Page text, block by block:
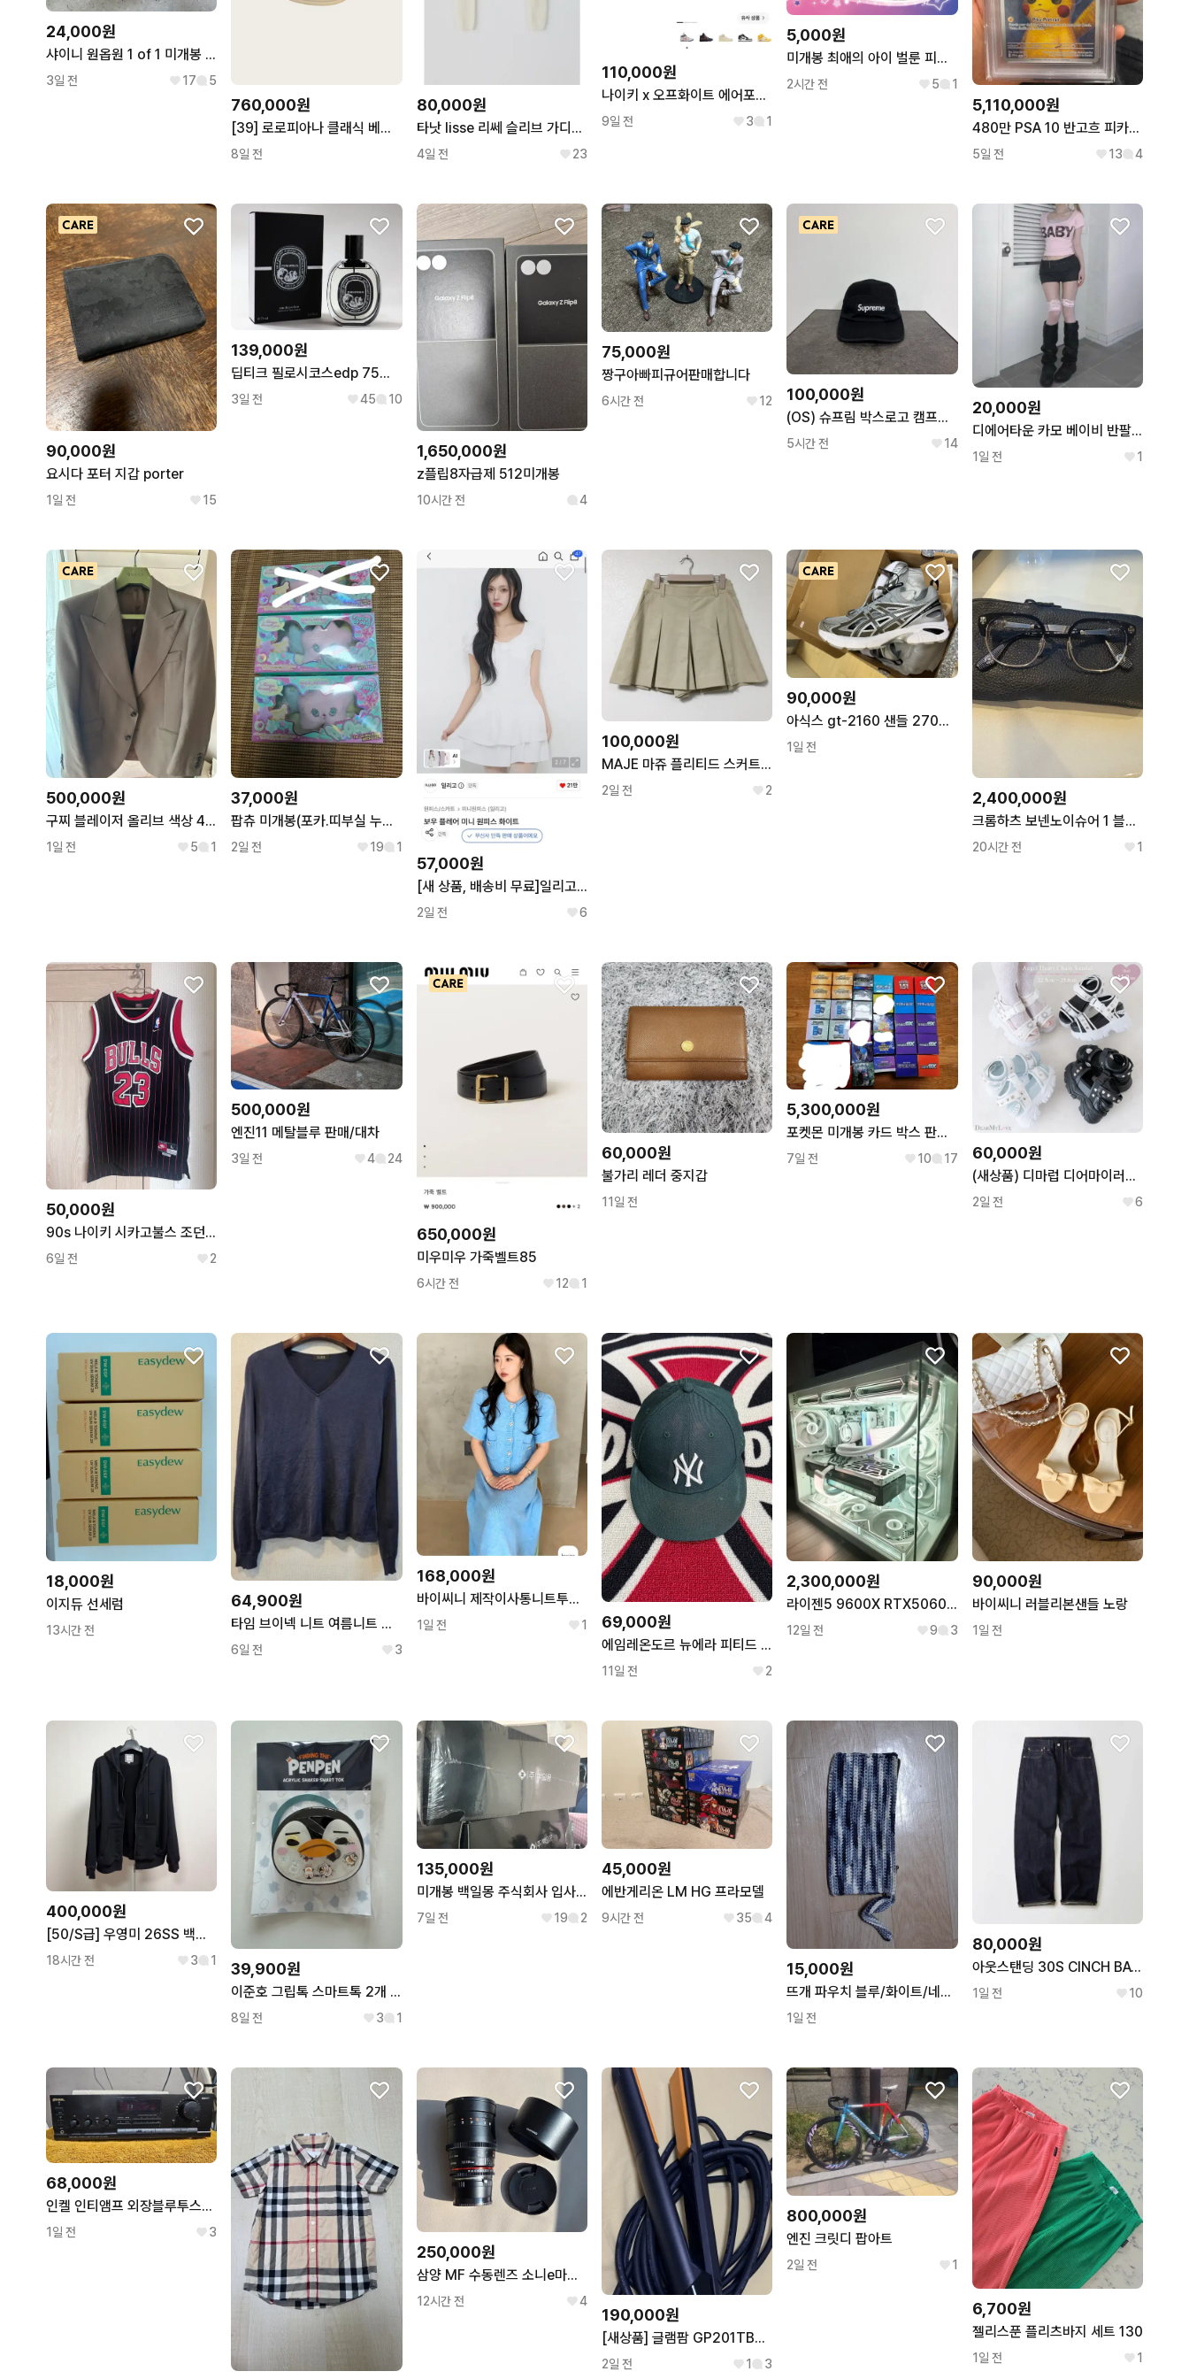
24,000원
샤이니 원옵원 1 of 1 미개봉 앨범
3일 전 17 5
760,000원
[39] 로로피아나 클래식 베이지 스웨이드 썸머 워크 로퍼
8일 전
80,000원
타낫 lisse 리쎄 슬리브 가디건 셋업
4일 전 23
110,000원
나이키 x 오프화이트 에어포스 1 미드 SP 화이트/그레이 275
9일 전 3 1
5,000원
미개봉 최애의 아이 벌룬 피규어 가챠 루비
2시간 전 5 1
5,110,000원
480만 PSA 10 반고흐 피카츄 포켓몬카드 고흐츄 팝니다
5일 전 13 4
90,000원
요시다 포터 지갑 porter
1일 전 15
139,000원
딥티크 필로시코스edp 75ml 미사용 새상품
3일 전 45 10
1,650,000원
z플립8자급제 512미개봉
10시간 전 4
75,000원
짱구아빠피규어판매합니다
6시간 전 12 100,000원
(OS) 슈프림 박스로고 캠프캡 모자 블랙
5시간 전 14
20,000원
디에어타운 카모 베이비 반팔 핑크 baby 에이블리 무신사 meego
1일 전 1
500,000원
구찌 블레이저 올리브 색상 48사이즈
1일 전 5 1
37,000원
팝츄 미개봉(포카.띠부실 누군지 몰라요)...
2일 전 19 1
57,000원
[새 상품, 배송비 무료]일리고 원피스
2일 전 6
100,000원
MAJE 마쥬 플리티드 스커트 팬츠 61
2일 전 2
90,000원
아식스 gt-2160 샌들 270사이즈
1일 전
2,400,000원
크롬하츠 보넨노이슈어 1 블랙 실버 안경
20시간 전 1
50,000원
90s 나이키 시카고불스 조던 농구 유니폼 져지 nba 올드스쿨
6일 전 2
500,000원
엔진11 메탈블루 판매/대차
3일 전 4 24
650,000원
미우미우 가죽벨트85
6시간 전 12 1
60,000원
불가리 레더 중지갑
11일 전
5,300,000원
포켓몬 미개봉 카드 박스 판매 합니다.(가격 수정)
7일 전 10 17 60,000원
(새상품) 디마럽 디어마이러브 엔젤 하트 샌들 230
2일 전 6
18,000원
이지듀 선세럼
13시간 전
64,900원
타임 브이넥 니트 여름니트 스웨터 한섬 time 가디건 롱자켓 롱자캣 여름가디건 여름스웨터 명품의류 명품자켓
6일 전 3
168,000원
바이씨니 제작이사통니트투피스 소라
1일 전 1 69,000원
에임레온도르 뉴에라 피티드 햇 캡 7 1/8 다크 그린
11일 전 2
2,300,000원
라이젠5 9600X RTX5060TI 컴퓨터 팝니다
12일 전 9 3
90,000원
바이씨니 러블리본샌들 노랑
1일 전
400,000원
[50/S급] 우영미 26SS 백로고 후드집업 블랙
18시간 전 3 1 39,900원
이준호 그립톡 스마트톡 2개 일괄
8일 전 3 1
135,000원
미개봉 백일몽 주식회사 입사키트
7일 전 19 2
45,000원
에반게리온 LM HG 프라모델
9시간 전 35 4
15,000원
뜨개 파우치 블루/화이트/네이비
1일 전
80,000원
아웃스탠딩 30S CINCH BACK SELVEDGE WIDE PANTS
1일 전 10
68,000원
인켈 인티앰프 외장블루투스수신기 포함
1일 전 3
250,000원
삼양 MF 수동렌즈 소니e마운트 135mm 판매합니다.
12시간 전 4
190,000원
[새상품] 글램팜 GP201TBK 고데기
2일 전 1 3
800,000원
엔진 크릿디 팝아트
2일 전 1
6,700원
젤리스푼 플리츠바지 세트 130
1일 전 1